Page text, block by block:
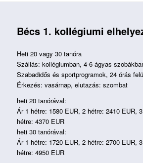
Bécs 1. kollégiumi
Heti 20 vagy 30 tanóra
Szállás: kollégiumban, 4-6 ágyas
Szabadidős és sportprogramok, 24 órás
Érkezés: vasárnap, elutazás: szombat
heti 20 tanórával:
Ár 1 hétre: 1580 EUR, 2 hétre: 2410 EUR,
hétre: 4370 EUR
heti 30 tanórával:
Ár 1 hétre: 1720 EUR, 2 hétre: 2700 EUR,
hétre: 4950 EUR